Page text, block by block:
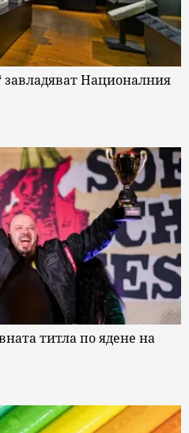
завладяват Националния
титла по ядене на